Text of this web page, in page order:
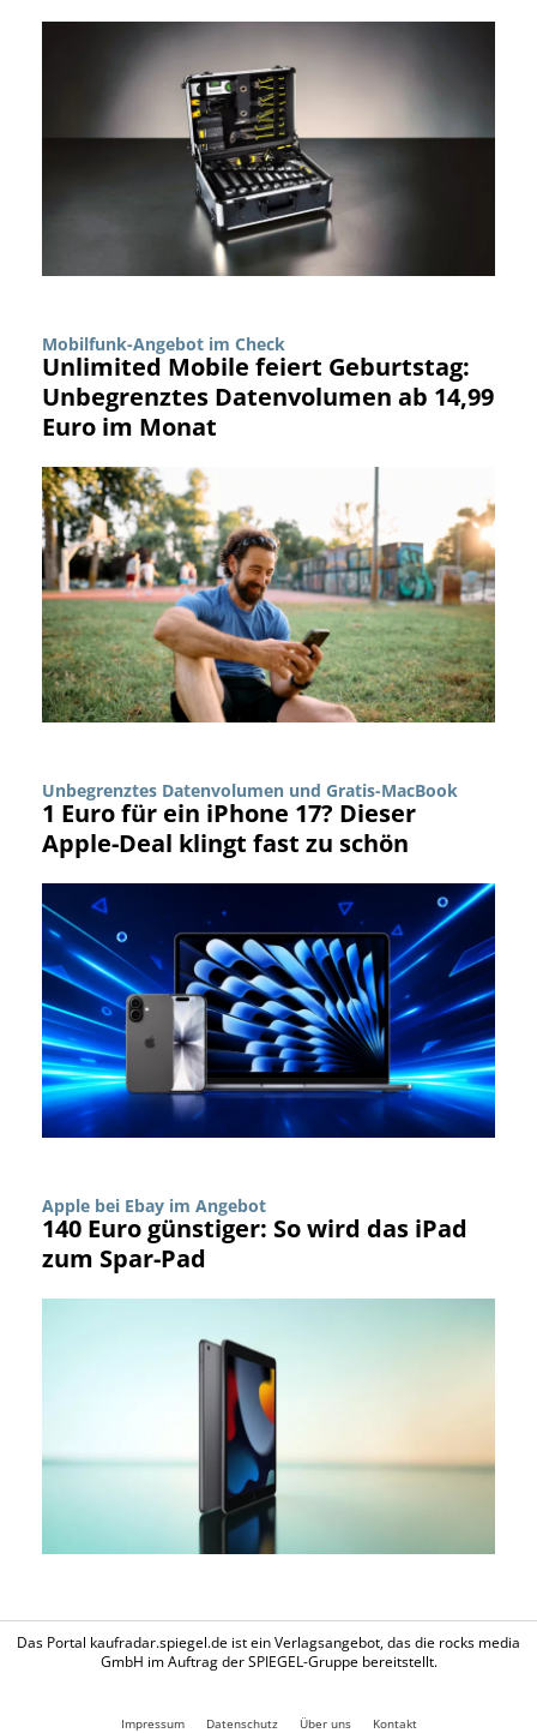
Mobilfunk-Angebot im Check
Unlimited Mobile feiert Geburtstag:
Unbegrenztes Datenvolumen ab 14,99
Euro im Monat
Unbegrenztes Datenvolumen und Gratis-MacBook
1 Euro für ein iPhone 17? Dieser
Apple-Deal klingt fast zu schön
Apple bei Ebay im Angebot
140 Euro günstiger: So wird das iPad
zum Spar-Pad
Das Portal kaufradar.spiegel.de ist ein Verlagsangebot, das die rocks media
GmbH im Auftrag der SPIEGEL-Gruppe bereitstellt.
Impressum Datenschutz Über uns Kontakt